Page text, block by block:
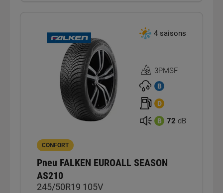
4 saisons
Homologation
3PMSF
3PMSF
B
D
B 72 dB
CONFORT
Pneu FALKEN EUROALL SEASON
AS210
245/50R19 105V